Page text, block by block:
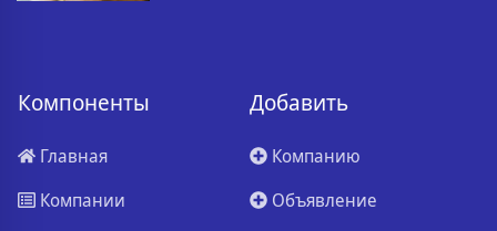
Компоненты
Главная
Компании
Добавить
Компанию
Объявление